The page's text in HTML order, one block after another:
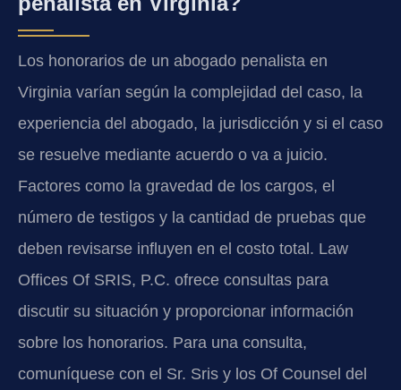
Los honorarios de un abogado penalista en
Virginia varían según la complejidad del caso, la
experiencia del abogado, la jurisdicción y si el caso
se resuelve mediante acuerdo o va a juicio.
Factores como la gravedad de los cargos, el
número de testigos y la cantidad de pruebas que
deben revisarse influyen en el costo total. Law
Offices Of SRIS, P.C. ofrece consultas para
discutir su situación y proporcionar información
sobre los honorarios. Para una consulta,
comuníquese con el Sr. Sris y los Of Counsel del